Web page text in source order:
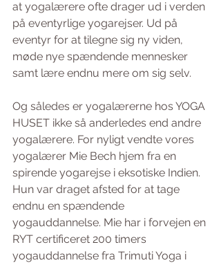
at yogalærere ofte drager ud i verden
på eventyrlige yogarejser. Ud på
eventyr for at tilegne sig ny viden,
møde nye spændende mennesker
samt lære endnu mere om sig selv.
Og således er yogalærerne hos YOGA
HUSET ikke så anderledes end andre
yogalærere. For nyligt vendte vores
yogalærer Mie Bech hjem fra en
spirende yogarejse i eksotiske Indien.
Hun var draget afsted for at tage
endnu en spændende
yogauddannelse. Mie har i forvejen en
RYT certificeret 200 timers
yogauddannelse fra Trimuti Yoga i